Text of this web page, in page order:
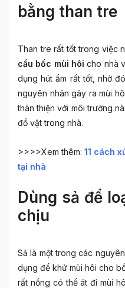
bằng than tre
Than tre rất tốt trong việc
cầu bốc mùi hôicho nhà
dụng hút ẩm rất tốt, nhờ
nguyên nhân gây ra mùi
thân thiện với môi trường
đồ vật trong nhà.
>>>>Xem thêm: 11 cách
tại nhà
Dùng sả để
chịu
Sả là một trong các
dụng để khử mùi hôi cho
rất nồng có thể át đi mùi